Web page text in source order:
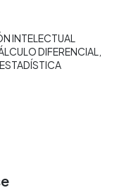
INTELECTUAL
DIFERENCIAL